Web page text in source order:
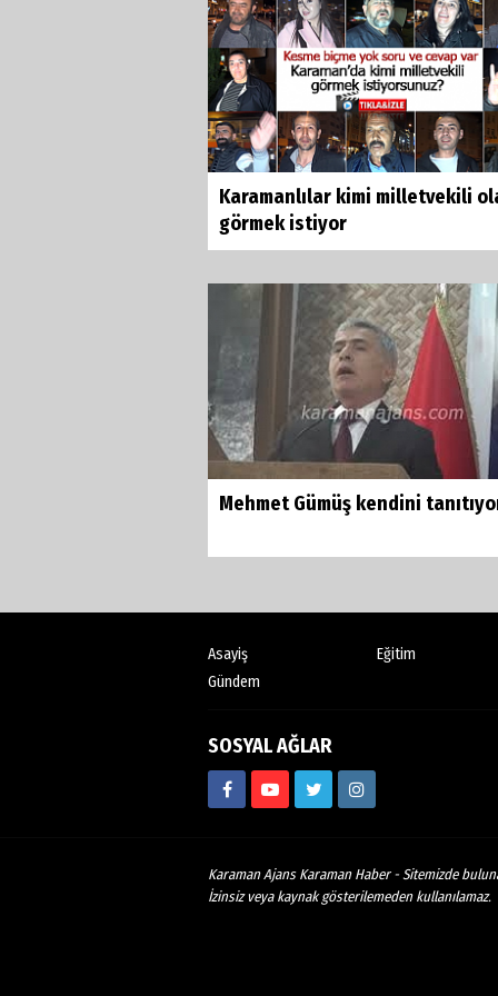
Karamanlılar kimi milletvekili
görmek istiyor
Mehmet Gümüş kendini
Asayiş
Eğitim
Gündem
SOSYAL AĞLAR
Karaman Ajans Karaman Haber - Sitemizde
İzinsiz veya kaynak gösterilemeden kullanılamaz.